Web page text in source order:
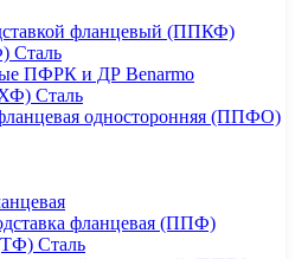
фланцевый (ППКФ)
Сталь
ПФРК и ДР Benarmo
Сталь
односторонняя (ППФО)
фланцевая (ППФ)
Сталь